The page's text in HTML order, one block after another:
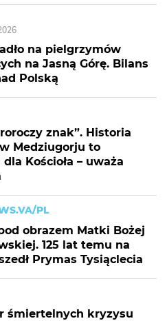
na pielgrzymów
na Jasną Górę. Bilans
Polską
znak”. Historia
Medziugorju to
Kościoła – uważa
PL
obrazem Matki Bożej
125 lat temu na
Prymas Tysiąclecia
śmiertelnych kryzysu